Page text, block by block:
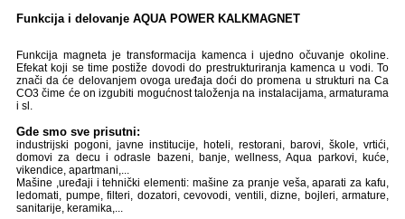
Funkcija i delovanje AQUA POWER KALKMAGNET
Funkcija magneta je transformacija kamenca i ujedno očuvanje okoline.
Efekat koji se time postiže dovodi do prestrukturiranja kamenca u vodi. To
značida će delovanjem ovoga uređaja doći dopromena u strukturi na Ca
CO3 čime će onizgubiti mogućnost taloženja na instalacijama, armaturama
i sl.
Gde smo sve prisutni:
industrijski pogoni, javne institucije, hoteli, restorani, barovi, škole, vrtići,
domovi za decu i odrasle bazeni, banje, wellness,Aqua parkovi, kuće,
vikendice, apartmani,...
Mašine ,uređaji i tehnički elementi:mašine za pranje veša,aparati za kafu,
ledomati, pumpe, filteri, dozatori, cevovodi, ventili, dizne, bojleri, armature,
sanitarije, keramika,...